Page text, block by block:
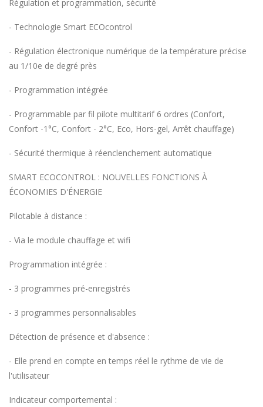
Régulation et programmation, sécurité
- Technologie Smart ECOcontrol
- Régulation électronique numérique de la température précise
au 1/10e de degré près
- Programmation intégrée
- Programmable par fil pilote multitarif 6 ordres (Confort,
Confort -1°C, Confort - 2°C, Eco, Hors-gel, Arrêt chauffage)
- Sécurité thermique à réenclenchement automatique
SMART ECOCONTROL : NOUVELLES FONCTIONS À
ÉCONOMIES D'ÉNERGIE
Pilotable à distance :
- Via le module chauffage et wifi
Programmation intégrée :
- 3 programmes pré-enregistrés
- 3 programmes personnalisables
Détection de présence et d'absence :
- Elle prend en compte en temps réel le rythme de vie de
l'utilisateur
Indicateur comportemental :